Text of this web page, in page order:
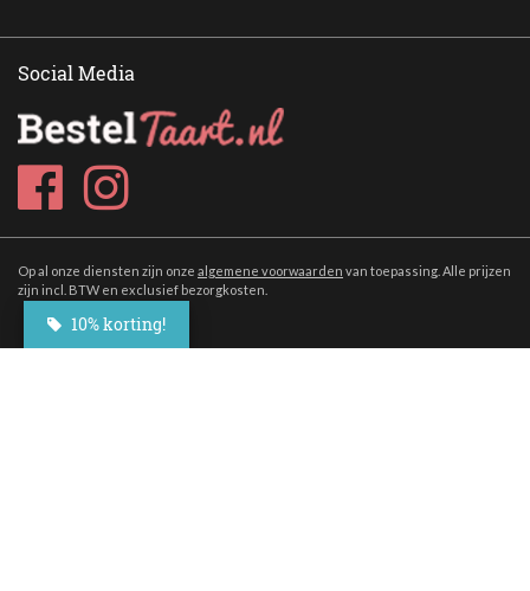
Social Media
Op al onze diensten zijn onze algemene voorwaarden van toepassing. Alle prijzen
zijn incl. BTW en exclusief bezorgkosten.
10% korting!